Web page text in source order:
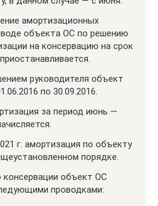
амортизационных
объекта ОС по решению
на консервацию на срок
руководителя объект
по 30.09.2016.
за период июнь —
г. амортизация по объекту
порядке.
консервации объект ОС
проводками: